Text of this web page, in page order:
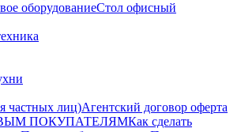
оборудованиеСтол офисный
частных лиц)Агентский договор оферта
ПОКУПАТЕЛЯМКак сделать